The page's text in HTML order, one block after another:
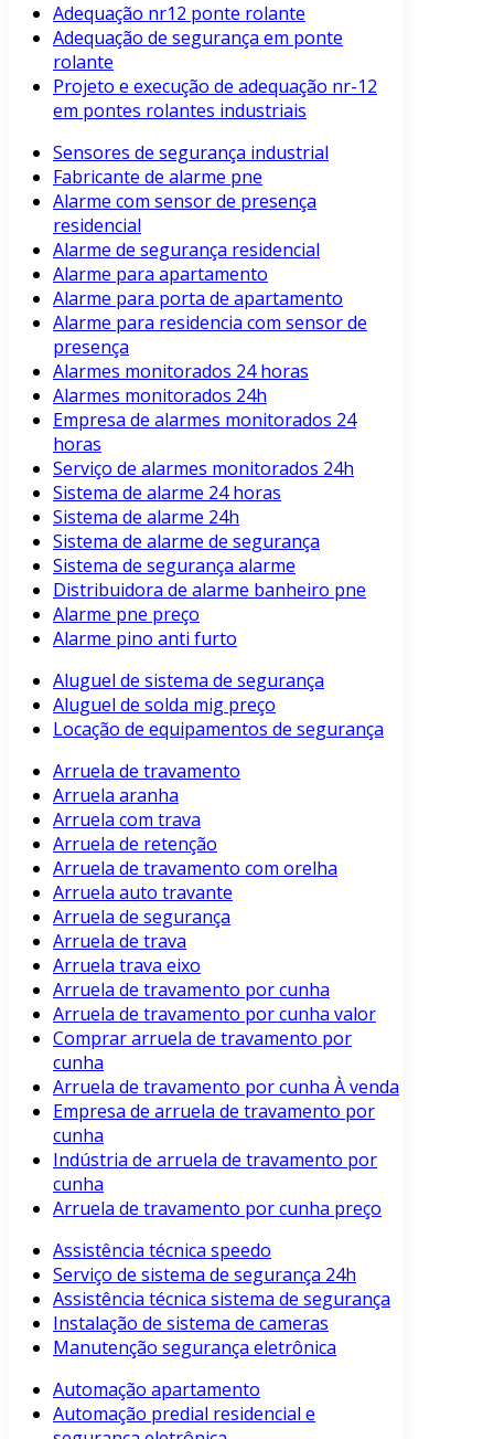
Adequação nr12 ponte rolante
Adequação de segurança em ponte
rolante
Projeto e execução de adequação nr-12
em pontes rolantes industriais
Sensores de segurança industrial
Fabricante de alarme pne
Alarme com sensor de presença
residencial
Alarme de segurança residencial
Alarme para apartamento
Alarme para porta de apartamento
Alarme para residencia com sensor de
presença
Alarmes monitorados 24 horas
Alarmes monitorados 24h
Empresa de alarmes monitorados 24
horas
Serviço de alarmes monitorados 24h
Sistema de alarme 24 horas
Sistema de alarme 24h
Sistema de alarme de segurança
Sistema de segurança alarme
Distribuidora de alarme banheiro pne
Alarme pne preço
Alarme pino anti furto
Aluguel de sistema de segurança
Aluguel de solda mig preço
Locação de equipamentos de segurança
Arruela de travamento
Arruela aranha
Arruela com trava
Arruela de retenção
Arruela de travamento com orelha
Arruela auto travante
Arruela de segurança
Arruela de trava
Arruela trava eixo
Arruela de travamento por cunha
Arruela de travamento por cunha valor
Comprar arruela de travamento por
cunha
Arruela de travamento por cunha À venda
Empresa de arruela de travamento por
cunha
Indústria de arruela de travamento por
cunha
Arruela de travamento por cunha preço
Assistência técnica speedo
Serviço de sistema de segurança 24h
Assistência técnica sistema de segurança
Instalação de sistema de cameras
Manutenção segurança eletrônica
Automação apartamento
Automação predial residencial e